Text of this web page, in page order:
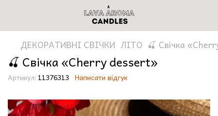
ДЕКОРАТИВНІ СВІЧКИ ЛІТО 🍒 Свічка
🍒 Свічка «Cherry dessert»
Артикул: 11376313 Написати відгук